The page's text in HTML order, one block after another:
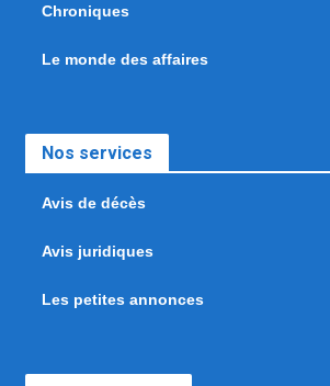
Chroniques
Le monde des affaires
Nos services
Avis de décès
Avis juridiques
Les petites annonces